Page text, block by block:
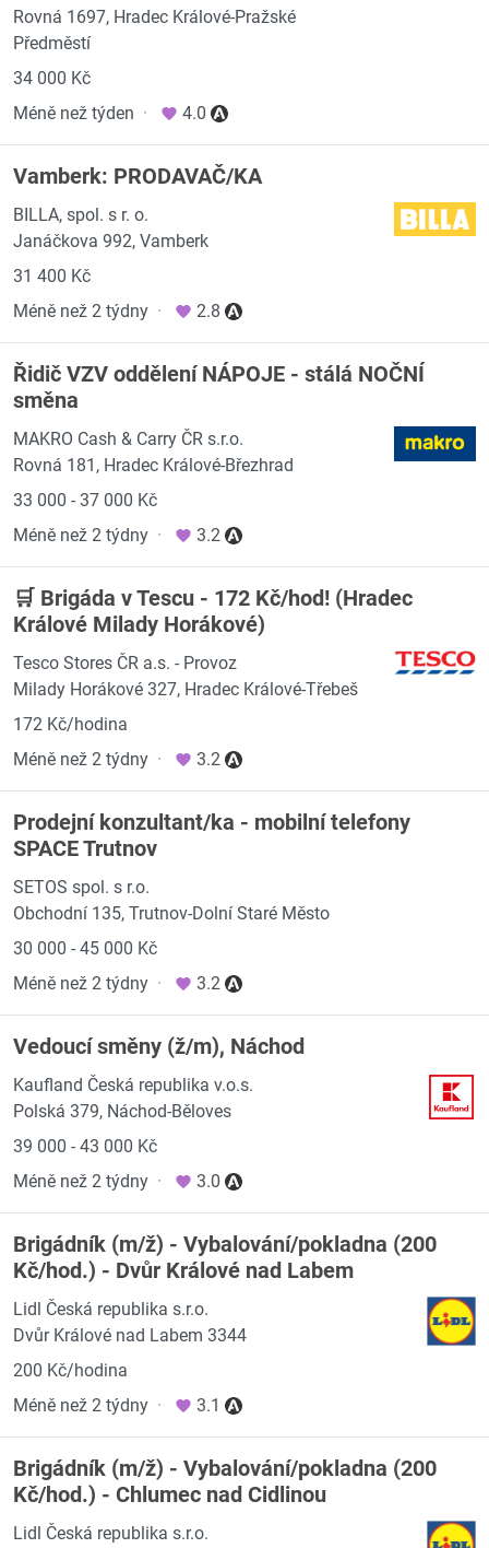
Rovná 1697, Hradec Králové-Pražské
Předměstí
34 000 Kč
Méně než týden · 4.0
Vamberk: PRODAVAČ/KA
BILLA, spol. s r. o.
Janáčkova 992, Vamberk
31 400 Kč
Méně než 2 týdny · 2.8
Řidič VZV oddělení NÁPOJE - stálá NOČNÍ
směna
MAKRO Cash & Carry ČR s.r.o.
Rovná 181, Hradec Králové-Březhrad
33 000 - 37 000 Kč
Méně než 2 týdny · 3.2
🛒 Brigáda v Tescu - 172 Kč/hod! (Hradec
Králové Milady Horákové)
Tesco Stores ČR a.s. - Provoz
Milady Horákové 327, Hradec Králové-Třebeš
172 Kč/hodina
Méně než 2 týdny · 3.2
Prodejní konzultant/ka - mobilní telefony
SPACE Trutnov
SETOS spol. s r.o.
Obchodní 135, Trutnov-Dolní Staré Město
30 000 - 45 000 Kč
Méně než 2 týdny · 3.2
Vedoucí směny (ž/m), Náchod
Kaufland Česká republika v.o.s.
Polská 379, Náchod-Běloves
39 000 - 43 000 Kč
Méně než 2 týdny · 3.0
Brigádník (m/ž) - Vybalování/pokladna (200
Kč/hod.) - Dvůr Králové nad Labem
Lidl Česká republika s.r.o.
Dvůr Králové nad Labem 3344
200 Kč/hodina
Méně než 2 týdny · 3.1
Brigádník (m/ž) - Vybalování/pokladna (200
Kč/hod.) - Chlumec nad Cidlinou
Lidl Česká republika s.r.o.